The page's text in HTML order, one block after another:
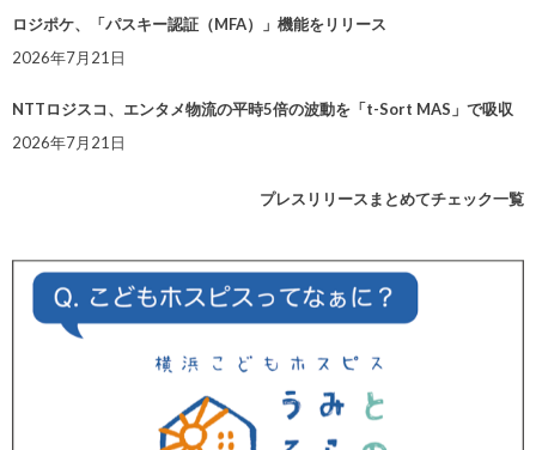
ロジポケ、「パスキー認証（MFA）」機能をリリース
2026年7月21日
NTTロジスコ、エンタメ物流の平時5倍の波動を「t-Sort MAS」で吸収
2026年7月21日
プレスリリースまとめてチェック一覧